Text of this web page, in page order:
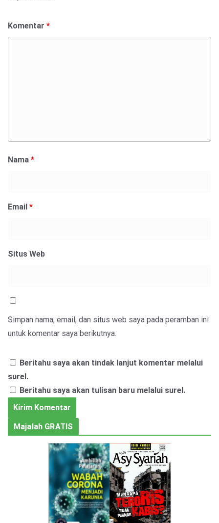
Komentar *
Nama *
Email *
Situs Web
Simpan nama, email, dan situs web saya pada peramban ini
untuk komentar saya berikutnya.
Beritahu saya akan tindak lanjut komentar melalui
surel.
Beritahu saya akan tulisan baru melalui surel.
Majalah GRATIS